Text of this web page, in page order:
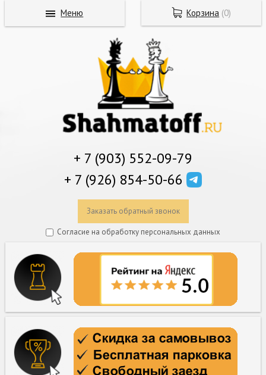
+ 7 (903) 552-09-79
+ 7 (926) 854-50-66
Заказать обратный звонок
Согласие на обработку персональных данных
Корзина (0)
Меню